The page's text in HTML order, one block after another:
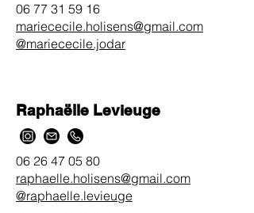
06 77 31 59 16
mariececile.holisens@gmail.com
@mariececile.jodar
Raphaëlle Levieuge
06 26 47 05 80
raphaelle.holisens@gmail.com
@raphaelle.levieuge